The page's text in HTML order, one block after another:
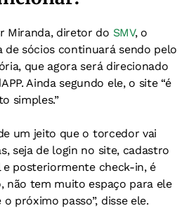
Miranda, diretor do SMV, o
de sócios continuará sendo pelo
que agora será direcionado
Ainda segundo ele, o site “é
simples.”
um jeito que o torcedor vai
seja de login no site, cadastro
posteriormente check-in, é
tem muito espaço para ele
próximo passo”, disse ele.